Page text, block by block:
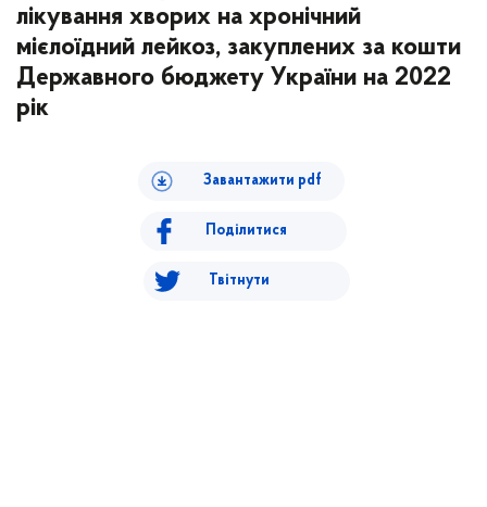
лікування хворих на хронічний
мієлоїдний лейкоз, закуплених за кошти
Державного бюджету України на 2022
рік
Завантажити pdf
Поділитися
Твітнути